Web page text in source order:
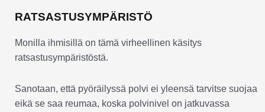
RATSASTUSYMPÄRISTÖ
Monilla ihmisillä on tämä virheellinen käsitys
ratsastusympäristöstä.
Sanotaan, että pyöräilyssä polvi ei yleensä tarvitse suojaa
eikä se saa reumaa, koska polvinivel on jatkuvassa